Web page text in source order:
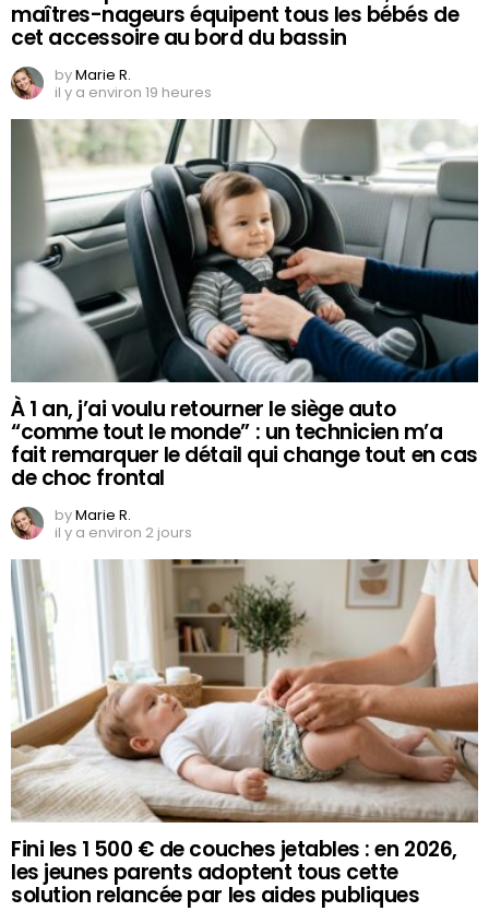
maîtres-nageurs équipent tous les bébés de
cet accessoire au bord du bassin
byMarie R.
il y a environ 19 heures
À 1 an, j’ai voulu retourner le siège auto
“comme tout le monde” : un technicien m’a
fait remarquer le détail qui change tout en cas
de choc frontal
byMarie R.
il y a environ 2 jours
Fini les 1 500 € de couches jetables : en 2026,
les jeunes parents adoptent tous cette
solution relancée par les aides publiques